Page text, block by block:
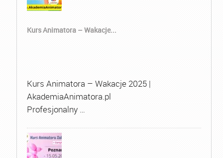
Kurs Animatora – Wakacje...
Kurs Animatora – Wakacje 2025 |
AkademiaAnimatora.pl
Profesjonalny …